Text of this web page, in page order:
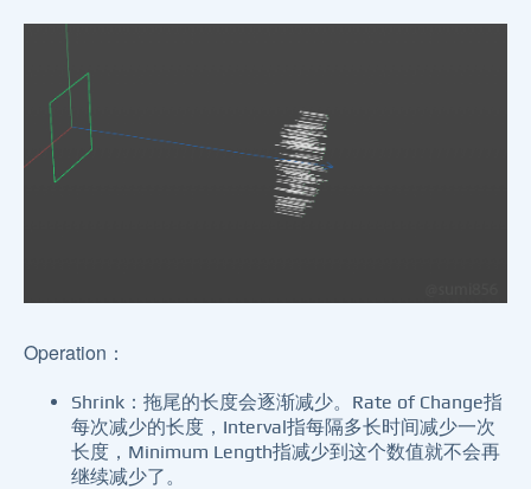
Operation：
Shrink：拖尾的长度会逐渐减少。Rate of Change指
每次减少的长度，Interval指每隔多长时间减少一次
长度，Minimum Length指减少到这个数值就不会再
继续减少了。